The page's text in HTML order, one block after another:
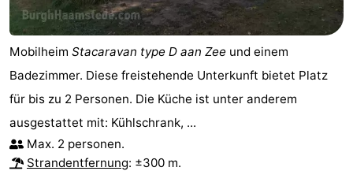
Natur
Hollands
Duin
-
Noordwijk
-
Katwijk
-
Scheveningen
-
Den
-
Mobilheim Stacaravan type D aan Zee und einem
Badezimmer. Diese freistehende Unterkunft bietet Platz
für bis zu 2 Personen. Die Küche ist unter anderem
ausgestattet mit: Kühlschrank, ...
Max. 2 personen.
Strandentfernung: ±300 m.